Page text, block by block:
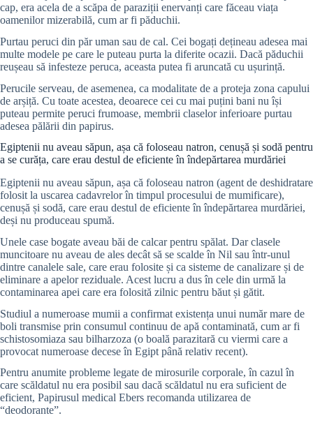
cap, era acela de a scăpa de paraziții enervanți care făceau viața
oamenilor mizerabilă, cum ar fi păduchii.
Purtau peruci din păr uman sau de cal. Cei bogați dețineau adesea mai
multe modele pe care le puteau purta la diferite ocazii. Dacă păduchii
reușeau să infesteze peruca, aceasta putea fi aruncată cu ușurință.
Perucile serveau, de asemenea, ca modalitate de a proteja zona capului
de arșiță. Cu toate acestea, deoarece cei cu mai puțini bani nu își
puteau permite peruci frumoase, membrii claselor inferioare purtau
adesea pălării din papirus.
Egiptenii nu aveau săpun, așa că foloseau natron, cenușă și sodă pentru
a se curăța, care erau destul de eficiente în îndepărtarea murdăriei
Egiptenii nu aveau săpun, așa că foloseau natron (agent de deshidratare
folosit la uscarea cadavrelor în timpul procesului de mumificare),
cenușă și sodă, care erau destul de eficiente în îndepărtarea murdăriei,
deși nu produceau spumă.
Unele case bogate aveau băi de calcar pentru spălat. Dar clasele
muncitoare nu aveau de ales decât să se scalde în Nil sau într-unul
dintre canalele sale, care erau folosite și ca sisteme de canalizare și de
eliminare a apelor reziduale. Acest lucru a dus în cele din urmă la
contaminarea apei care era folosită zilnic pentru băut și gătit.
Studiul a numeroase mumii a confirmat existența unui număr mare de
boli transmise prin consumul continuu de apă contaminată, cum ar fi
schistosomiaza sau bilharzoza (o boală parazitară cu viermi care a
provocat numeroase decese în Egipt până relativ recent).
Pentru anumite probleme legate de mirosurile corporale, în cazul în
care scăldatul nu era posibil sau dacă scăldatul nu era suficient de
eficient, Papirusul medical Ebers recomanda utilizarea de
“deodorante”.